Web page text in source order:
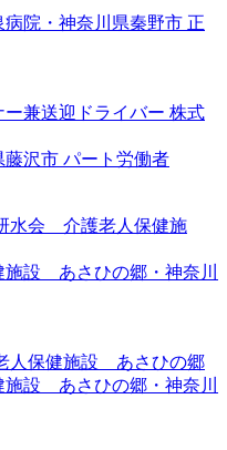
院・神奈川県秦野市 正
兼送迎ドライバー 株式
沢市 パート労働者
水会 介護老人保健施
設 あさひの郷・神奈川
保健施設 あさひの郷
設 あさひの郷・神奈川